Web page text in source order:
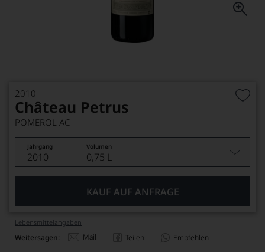
2010
Château Petrus
POMEROL AC
Jahrgang Volumen
2010 0,75 L
KAUF AUF ANFRAGE
Lebensmittel­angaben
Weitersagen: Mail Teilen Empfehlen